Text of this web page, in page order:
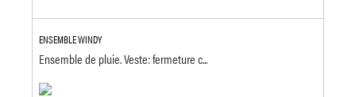
ENSEMBLE WINDY
Ensemble de pluie. Veste: fermeture c...